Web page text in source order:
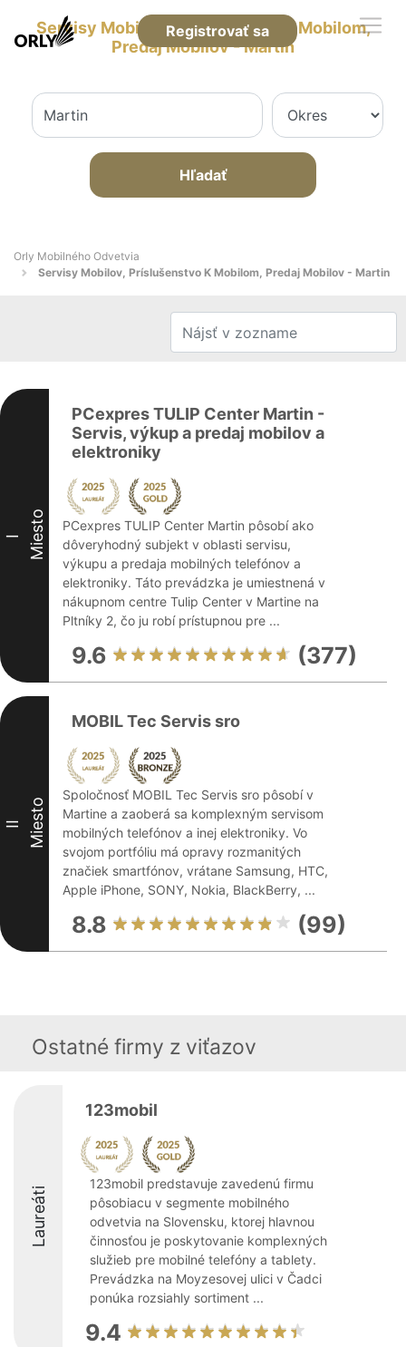
Registrovať sa
Servisy Mobilov, Príslušenstvo K Mobilom,
Predaj Mobilov - Martin
Hľadať
Orly Mobilného Odvetvia
Servisy Mobilov, Príslušenstvo K Mobilom, Predaj Mobilov - Martin
I Miesto
PCexpres TULIP Center Martin -
Servis, výkup a predaj mobilov a
elektroniky
PCexpres TULIP Center Martin pôsobí ako
dôveryhodný subjekt v oblasti servisu,
výkupu a predaja mobilných telefónov a
elektroniky. Táto prevádzka je umiestnená v
nákupnom centre Tulip Center v Martine na
Pltníky 2, čo ju robí prístupnou pre ...
9.6 (377)
II Miesto
MOBIL Tec Servis sro
Spoločnosť MOBIL Tec Servis sro pôsobí v
Martine a zaoberá sa komplexným servisom
mobilných telefónov a inej elektroniky. Vo
svojom portfóliu má opravy rozmanitých
značiek smartfónov, vrátane Samsung, HTC,
Apple iPhone, SONY, Nokia, BlackBerry, ...
8.8 (99)
Ostatné firmy z viťazov
Laureáti
123mobil
123mobil predstavuje zavedenú firmu
pôsobiacu v segmente mobilného
odvetvia na Slovensku, ktorej hlavnou
činnosťou je poskytovanie komplexných
služieb pre mobilné telefóny a tablety.
Prevádzka na Moyzesovej ulici v Čadci
ponúka rozsiahly sortiment ...
9.4